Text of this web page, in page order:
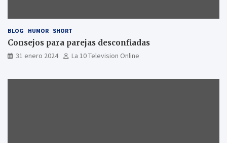
BLOG HUMOR SHORT
Consejos para parejas desconfiadas
31 enero 2024 La 10 Television Online